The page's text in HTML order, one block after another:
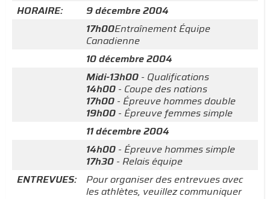
HORAIRE:
9 décembre 2004
17h00Entraînement Équipe
Canadienne
10 décembre 2004
Midi-13h00 - Qualifications
14h00 - Coupe des nations
17h00 - Épreuve hommes double
19h00 - Épreuve femmes simple
11 décembre 2004
14h00 - Épreuve hommes simple
17h30 - Relais équipe
ENTREVUES:
Pour organiser des entrevues avec
les athlètes, veuillez communiquer